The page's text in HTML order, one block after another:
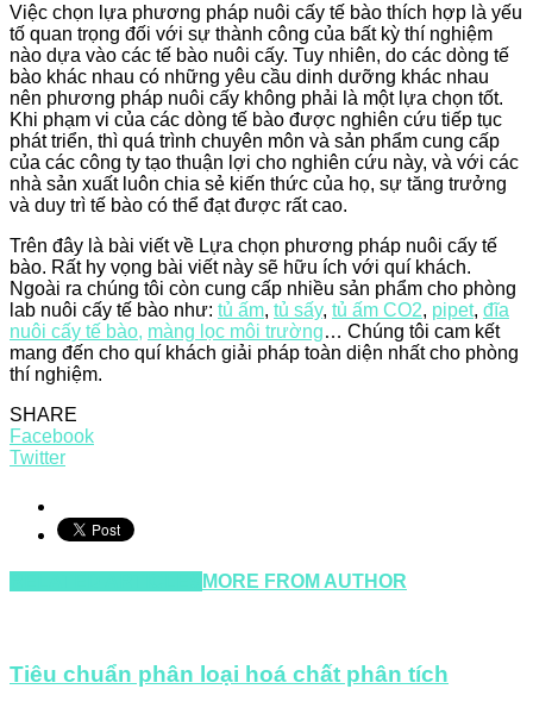
Việc chọn lựa phương pháp nuôi cấy tế bào thích hợp là yếu
tố quan trọng đối với sự thành công của bất kỳ thí nghiệm
nào dựa vào các tế bào nuôi cấy. Tuy nhiên, do các dòng tế
bào khác nhau có những yêu cầu dinh dưỡng khác nhau
nên phương pháp nuôi cấy không phải là một lựa chọn tốt.
Khi phạm vi của các dòng tế bào được nghiên cứu tiếp tục
phát triển, thì quá trình chuyên môn và sản phẩm cung cấp
của các công ty tạo thuận lợi cho nghiên cứu này, và với các
nhà sản xuất luôn chia sẻ kiến thức của họ, sự tăng trưởng
và duy trì tế bào có thể đạt được rất cao.
Trên đây là bài viết về Lựa chọn phương pháp nuôi cấy tế
bào. Rất hy vọng bài viết này sẽ hữu ích với quí khách.
Ngoài ra chúng tôi còn cung cấp nhiều sản phẩm cho phòng
lab nuôi cấy tế bào như: tủ ấm, tủ sấy, tủ ấm CO2, pipet, đĩa
nuôi cấy tế bào, màng lọc môi trường… Chúng tôi cam kết
mang đến cho quí khách giải pháp toàn diện nhất cho phòng
thí nghiệm.
SHARE
Facebook
Twitter
MORE FROM AUTHOR
Tiêu chuẩn phân loại hoá chất phân tích